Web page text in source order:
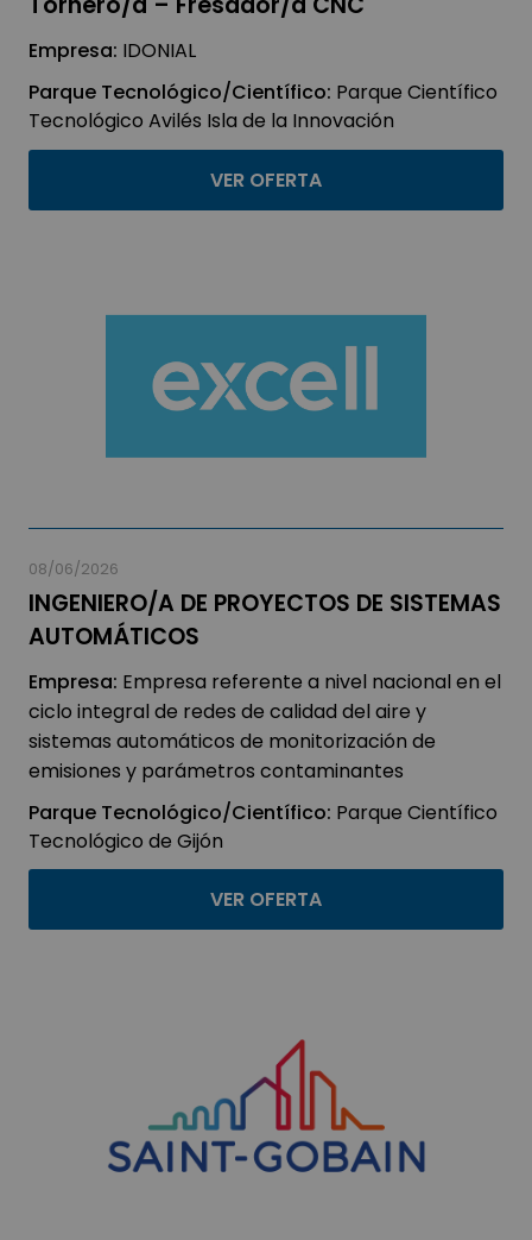
Empresa: IDONIAL
Parque Tecnológico/Científico: Parque Científico
Tecnológico Avilés Isla de la Innovación
VER OFERTA
08/06/2026
INGENIERO/A DE PROYECTOS DE SISTEMAS
AUTOMÁTICOS
Empresa: Empresa referente a nivel nacional en el
ciclo integral de redes de calidad del aire y
sistemas automáticos de monitorización de
emisiones y parámetros contaminantes
Parque Tecnológico/Científico: Parque Científico
Tecnológico de Gijón
VER OFERTA